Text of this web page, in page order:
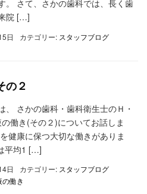
。 さて、さかの歯科では、長く歯
院 […]
日 カテゴリー: スタッフブログ
２
、 さかの歯科・歯科衛生士のＨ・
働き(その２)についてお話しま
健康に保つ大切な働きがありま
平均1 […]
日 カテゴリー: スタッフブログ
の働き